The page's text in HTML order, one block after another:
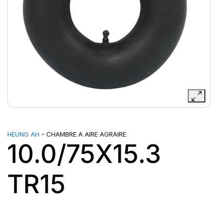
HEUNG AH - CHAMBRE A AIRE AGRAIRE
10.0/75X15.3
TR15